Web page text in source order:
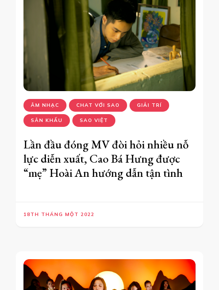
ÂM NHẠC CHAT VỚI SAO GIẢI TRÍ
SÂN KHẤU SAO VIỆT
Lần đầu đóng MV đòi hỏi nhiều nỗ
lực diễn xuất, Cao Bá Hưng được
“mẹ” Hoài An hướng dẫn tận tình
18TH THÁNG MỘT 2022